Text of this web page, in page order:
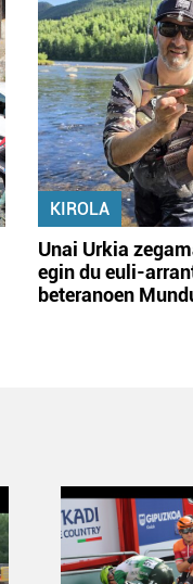
KIROLA
Unai Urkia
egin du euli-
beteranoen